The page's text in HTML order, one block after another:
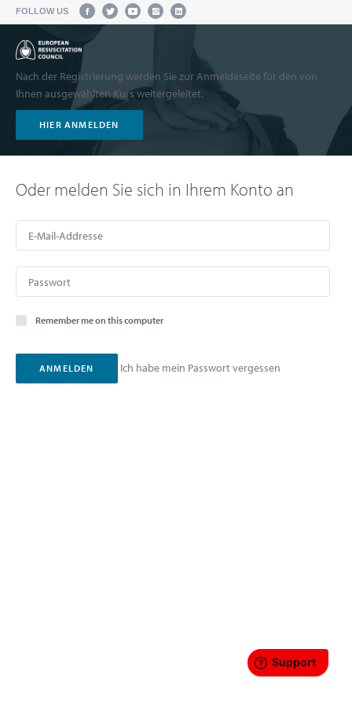
FOLLOW US
Nach der Registrierung werden Sie zur Anmeldeseite für den von
Ihnen ausgewählten Kurs weitergeleitet.
HIER ANMELDEN
Oder melden Sie sich in Ihrem Konto an
Remember me on this computer
Ich habe mein Passwort vergessen